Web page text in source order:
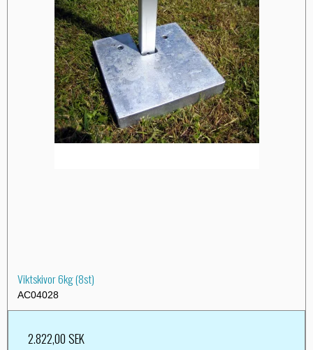
Viktskivor 6kg (8st)
AC04028
2.822,00 SEK